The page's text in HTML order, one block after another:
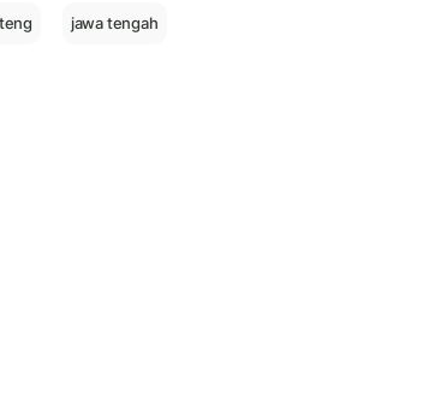
jawa tengah